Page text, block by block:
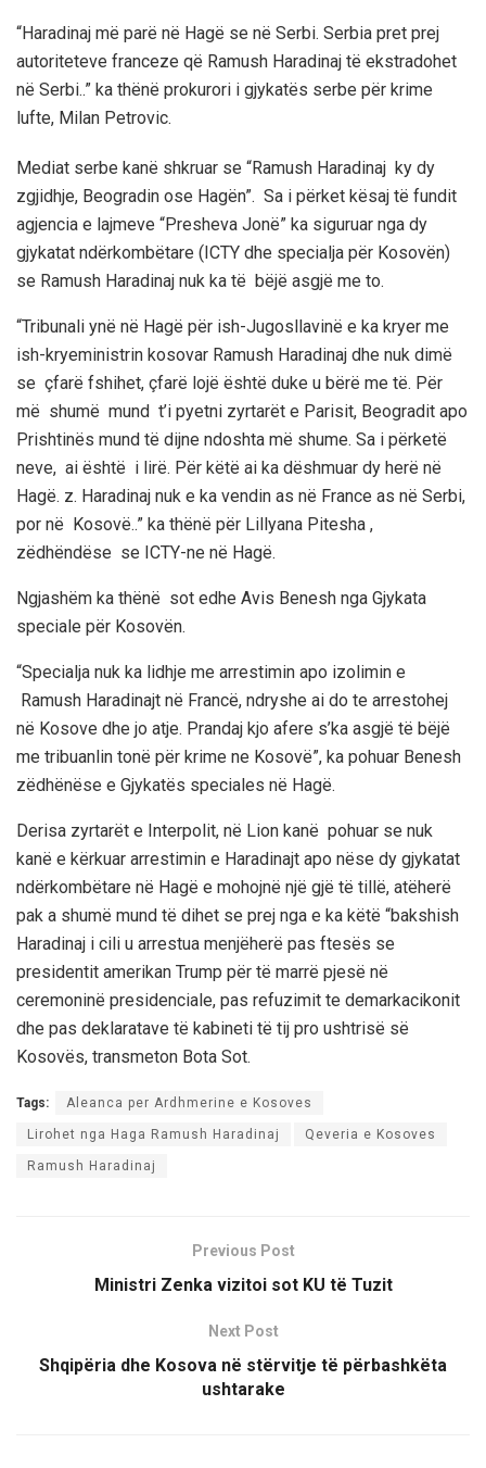
“Haradinaj më parë në Hagë se në Serbi. Serbia pret prej
autoriteteve franceze që Ramush Haradinaj të ekstradohet
në Serbi..” ka thënë prokurori i gjykatës serbe për krime
lufte, Milan Petrovic.
Mediat serbe kanë shkruar se “Ramush Haradinaj ky dy
zgjidhje, Beogradin ose Hagën”. Sa i përket kësaj të fundit
agjencia e lajmeve “Presheva Jonë” ka siguruar nga dy
gjykatat ndërkombëtare (ICTY dhe specialja për Kosovën)
se Ramush Haradinaj nuk ka të bëjë asgjë me to.
“Tribunali ynë në Hagë për ish-Jugosllavinë e ka kryer me
ish-kryeministrin kosovar Ramush Haradinaj dhe nuk dimë
se çfarë fshihet, çfarë lojë është duke u bërë me të. Për
më shumë mund t’i pyetni zyrtarët e Parisit, Beogradit apo
Prishtinës mund të dijne ndoshta më shume. Sa i përketë
neve, ai është i lirë. Për këtë ai ka dëshmuar dy herë në
Hagë. z. Haradinaj nuk e ka vendin as në France as në Serbi,
por në Kosovë..” ka thënë për Lillyana Pitesha ,
zëdhëndëse se ICTY-ne në Hagë.
Ngjashëm ka thënë sot edhe Avis Benesh nga Gjykata
speciale për Kosovën.
“Specialja nuk ka lidhje me arrestimin apo izolimin e
Ramush Haradinajt në Francë, ndryshe ai do te arrestohej
në Kosove dhe jo atje. Prandaj kjo afere s’ka asgjë të bëjë
me tribuanlin tonë për krime ne Kosovë”, ka pohuar Benesh
zëdhënëse e Gjykatës speciales në Hagë.
Derisa zyrtarët e Interpolit, në Lion kanë pohuar se nuk
kanë e kërkuar arrestimin e Haradinajt apo nëse dy gjykatat
ndërkombëtare në Hagë e mohojnë një gjë të tillë, atëherë
pak a shumë mund të dihet se prej nga e ka këtë “bakshish
Haradinaj i cili u arrestua menjëherë pas ftesës se
presidentit amerikan Trump për të marrë pjesë në
ceremoninë presidenciale, pas refuzimit te demarkacikonit
dhe pas deklaratave të kabineti të tij pro ushtrisë së
Kosovës, transmeton Bota Sot.
Tags: Aleanca per Ardhmerine e Kosoves
Lirohet nga Haga Ramush Haradinaj Qeveria e Kosoves
Ramush Haradinaj
Previous Post
Ministri Zenka vizitoi sot KU të Tuzit
Next Post
Shqipëria dhe Kosova në stërvitje të përbashkëta
ushtarake